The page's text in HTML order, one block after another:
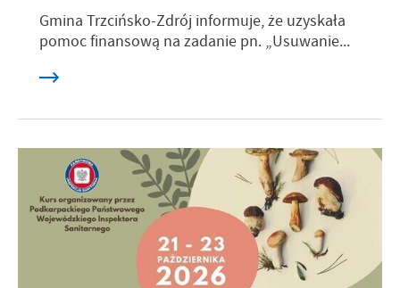
Gmina Trzcińsko-Zdrój informuje, że uzyskała
pomoc finansową na zadanie pn. „Usuwanie...